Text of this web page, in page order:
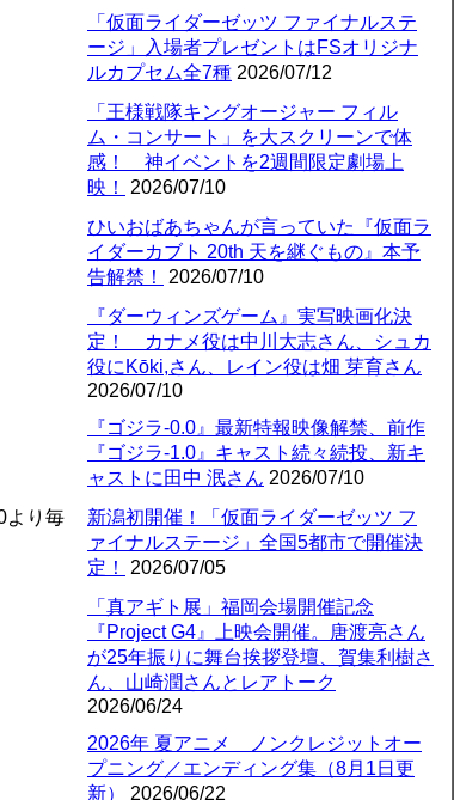
より毎
「仮面ライダーゼッツ ファイナルステ
ージ」入場者プレゼントはFSオリジナ
ルカプセム全7種 2026/07/12
「王様戦隊キングオージャー フィル
ム・コンサート」を大スクリーンで体
感！ 神イベントを2週間限定劇場上
映！
2026/07/10
ひいおばあちゃんが言っていた『仮面ラ
イダーカブト 20th 天を継ぐもの』本予
告解禁！
2026/07/10
『ダーウィンズゲーム』実写映画化決
定！ カナメ役は中川大志さん、シュカ
役にKōki,さん、レイン役は畑 芽育さん
2026/07/10
『ゴジラ-0.0』最新特報映像解禁、前作
『ゴジラ-1.0』キャスト続々続投、新キ
ャストに田中 泯さん 2026/07/10
新潟初開催！「仮面ライダーゼッツ フ
ァイナルステージ」全国5都市で開催決
定！
2026/07/05
「真アギト展」福岡会場開催記念
『Project G4』上映会開催。唐渡亮さん
が25年振りに舞台挨拶登壇、賀集利樹さ
ん、山崎潤さんとレアトーク
2026/06/24
2026年 夏アニメ ノンクレジットオー
プニング／エンディング集（8月1日更
新）
2026/06/22